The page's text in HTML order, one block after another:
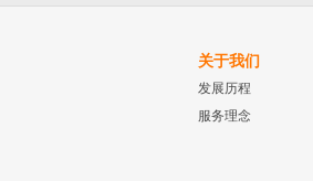
关于我们
发展历程
服务理念